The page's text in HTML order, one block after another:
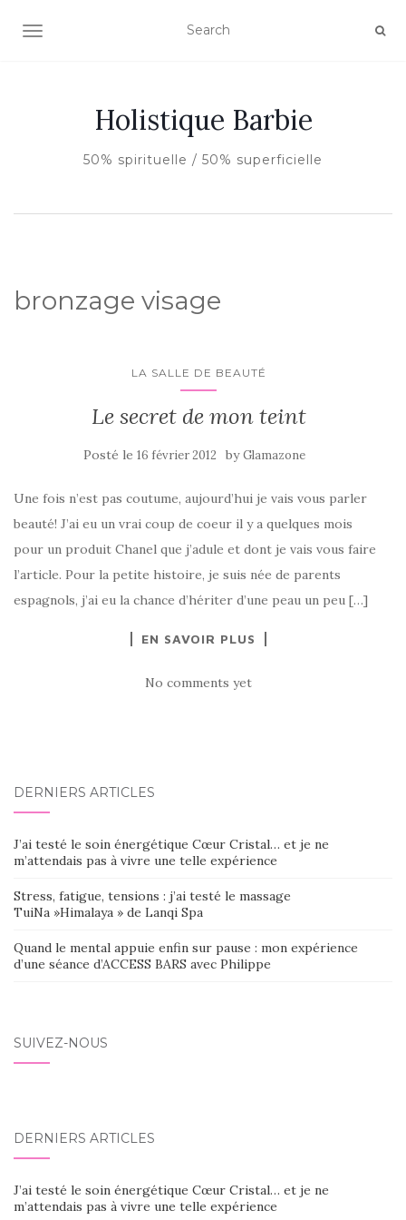
AFFICHER/MASQUER LA NAVIGATION
Holistique Barbie
50% spirituelle / 50% superficielle
bronzage visage
LA SALLE DE BEAUTÉ
Le secret de mon teint
Posté le 16 février 2012 byGlamazone
Une fois n’est pas coutume, aujourd’hui je vais vous parler
beauté! J’ai eu un vrai coup de coeur il y a quelques mois
pour un produit Chanel que j’adule et dont je vais vous faire
l’article. Pour la petite histoire, je suis née de parents
espagnols, j’ai eu la chance d’hériter d’une peau un peu […]
EN SAVOIR PLUS
No comments yet
DERNIERS ARTICLES
J’ai testé le soin énergétique Cœur Cristal… et je ne
m’attendais pas à vivre une telle expérience
Stress, fatigue, tensions : j’ai testé le massage
TuiNa »Himalaya » de Lanqi Spa
Quand le mental appuie enfin sur pause : mon expérience
d’une séance d’ACCESS BARS avec Philippe
SUIVEZ-NOUS
DERNIERS ARTICLES
J’ai testé le soin énergétique Cœur Cristal… et je ne
m’attendais pas à vivre une telle expérience